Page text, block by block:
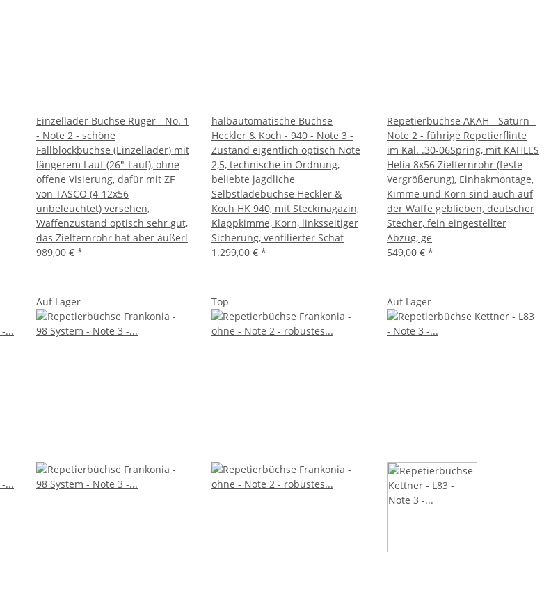
Einzellader Büchse Ruger - No. 1
- Note 2 - schöne
Fallblockbüchse (Einzellader) mit
längerem Lauf (26"-Lauf), ohne
offene Visierung, dafür mit ZF
von TASCO (4-12x56
unbeleuchtet) versehen,
Waffenzustand optisch sehr gut,
das Zielfernrohr hat aber äußerl
989,00 € *
halbautomatische Büchse
Heckler & Koch - 940 - Note 3 -
Zustand eigentlich optisch Note
2,5, technische in Ordnung,
beliebte jagdliche
Selbstladebüchse Heckler &
Koch HK 940, mit Steckmagazin,
Klappkimme, Korn, linksseitiger
Sicherung, ventilierter Schaf
1.299,00 € *
Repetierbüchse AKAH - Saturn -
Note 2 - führige Repetierflinte
im Kal. .30-06Spring, mit KAHLES
Helia 8x56 Zielfernrohr (feste
Vergrößerung), Einhakmontage,
Kimme und Korn sind auch auf
der Waffe geblieben, deutscher
Stecher, fein eingestellter
Abzug, ge
549,00 € *
Auf Lager Top Auf Lager